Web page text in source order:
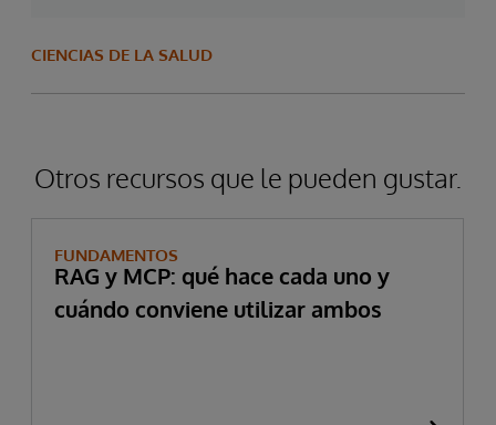
CIENCIAS DE LA SALUD
Otros recursos que le pueden gustar.
FUNDAMENTOS
RAG y MCP: qué hace cada uno y
cuándo conviene utilizar ambos